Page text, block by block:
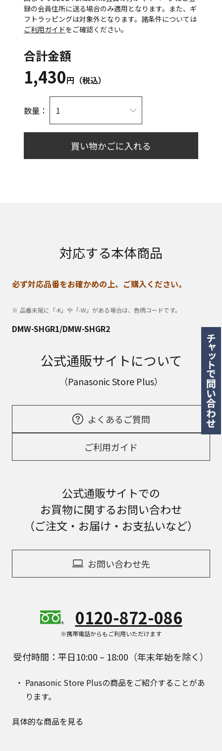
録の会員住所に送る場合のみ適用となります。また、ギ
フトラッピングは対象外となります。諸条件については
ご利用ガイドをご確認ください。
合計金額
1,430円（税込）
数量：
買い物かごに入れる
対応する本体商品
必ず対応品番をお確かめの上、ご購入ください。
品番末尾に「-K」や「-W」がある場合は、色柄コードです。
DMW-SHGR1/DMW-SHGR2
公式通販サイトについて
（Panasonic Store Plus）
よくあるご質問
ご利用ガイド
公式通販サイトでの
お買物に関するお問い合わせ
（ご注文・お届け・お支払いなど）
お問い合わせ先
0120-872-086
※携帯電話からもご利用いただけます
受付時間：平日10:00 – 18:00（年末年始を除く）
Panasonic Store Plusの商品をご紹介することがあ
ります。
具体的な商品を見る